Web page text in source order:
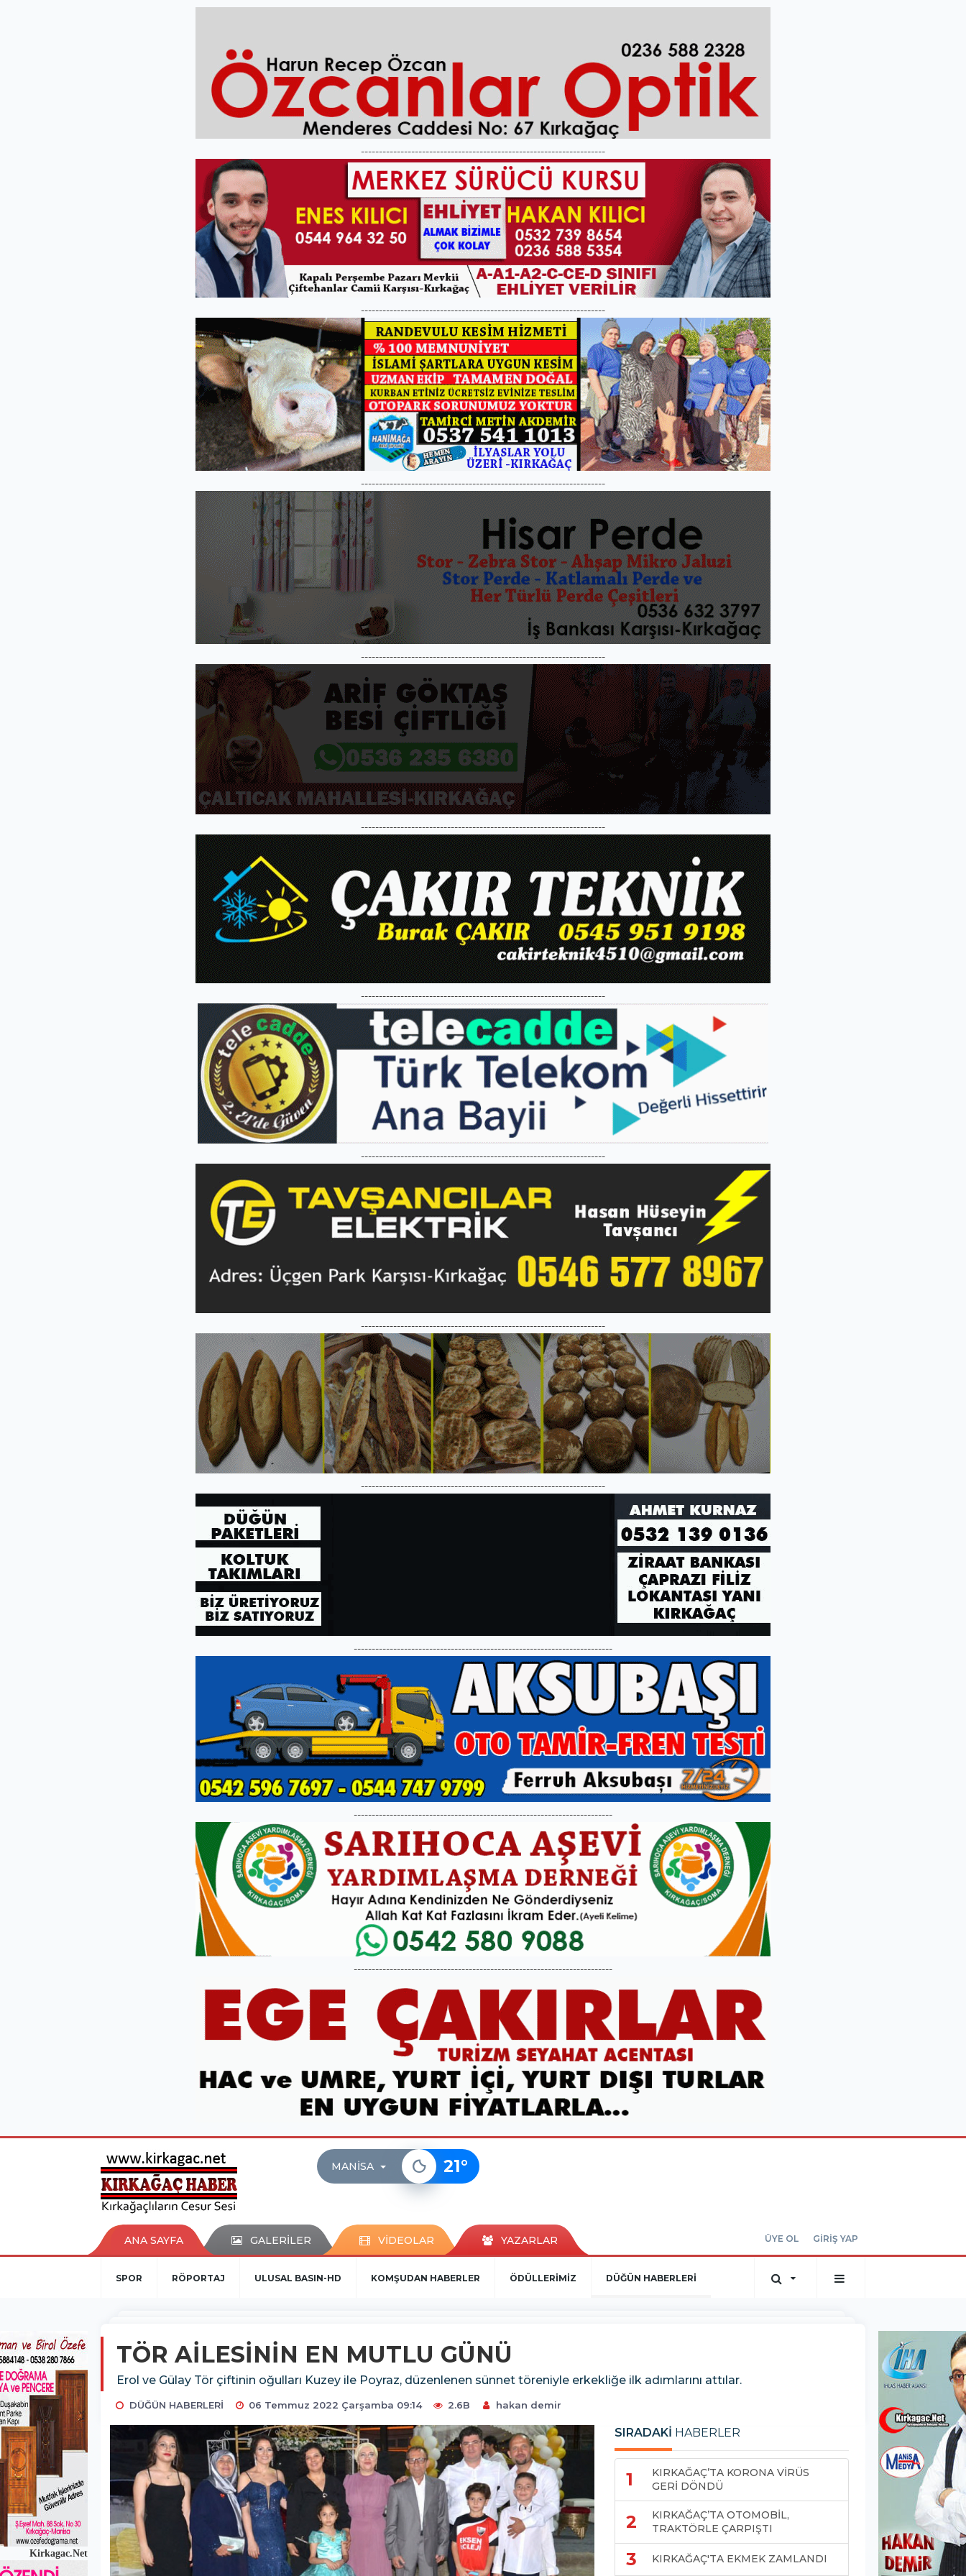
--------------------------------------------------------------------
--------------------------------------------------------------------
--------------------------------------------------------------------
--------------------------------------------------------------------
--------------------------------------------------------------------
--------------------------------------------------------------------
--------------------------------------------------------------------
--------------------------------------------------------------------
--------------------------------------------------------------------
------------------------------------------------------------------------
------------------------------------------------------------------------
------------------------------------------------------------------------
MANISA 21°
ANA SAYFA GALERİLER VİDEOLAR YAZARLAR ÜYE OL GİRİŞ YAP
SPOR RÖPORTAJ ULUSAL BASIN-HD KOMŞUDAN HABERLER ÖDÜLLERİMİZ DÜĞÜN HABERLERİ
TÖR AİLESİNİN EN MUTLU GÜNÜ
Erol ve Gülay Tör çiftinin oğulları Kuzey ile Poyraz, düzenlenen sünnet töreniyle erkekliğe ilk adımlarını attılar.
DÜĞÜN HABERLERİ 06 Temmuz 2022 Çarşamba 09:14 2.6B hakan demir
SIRADAKİ HABERLER
1
KIRKAĞAÇ’TA KORONA VİRÜS
GERİ DÖNDÜ
2
KIRKAĞAÇ’TA OTOMOBİL,
TRAKTÖRLE ÇARPIŞTI
3 KIRKAĞAÇ'TA EKMEK ZAMLANDI
Kirkagac.Net